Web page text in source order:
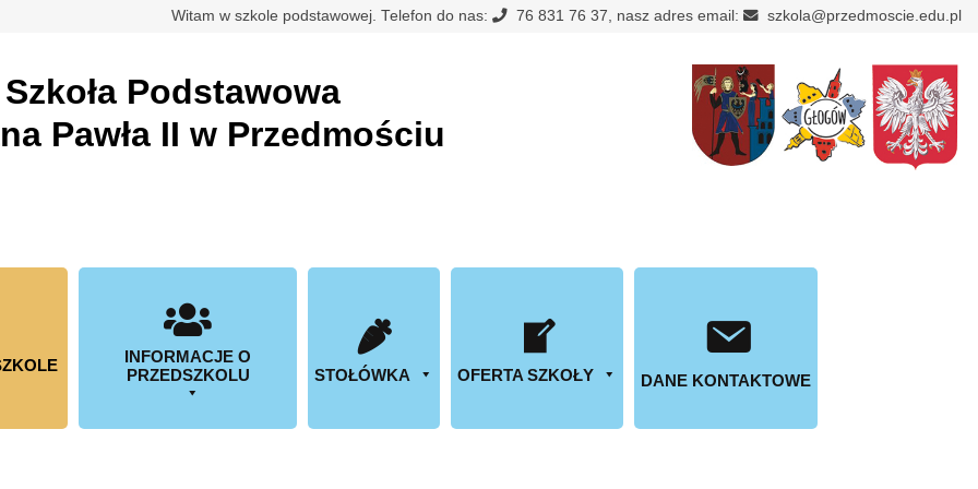
Witam w szkole podstawowej. Telefon do nas: 76 831 76 37, nasz adres email: szkola@przedmoscie.edu.pl
Szkoła Podstawowa
Pawła II w Przedmościu
INFORMACJE O
PRZEDSZKOLU
STOŁÓWKA OFERTA SZKOŁY DANE KONTAKTOWE